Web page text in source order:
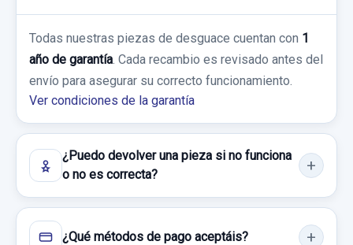
Todas nuestras piezas de desguace cuentan con 1
año de garantía . Cada recambio es revisado antes del
envío para asegurar su correcto funcionamiento.
Ver condiciones de la garantía
¿Puedo devolver una pieza si no funciona
o no es correcta?
¿Qué métodos de pago aceptáis?